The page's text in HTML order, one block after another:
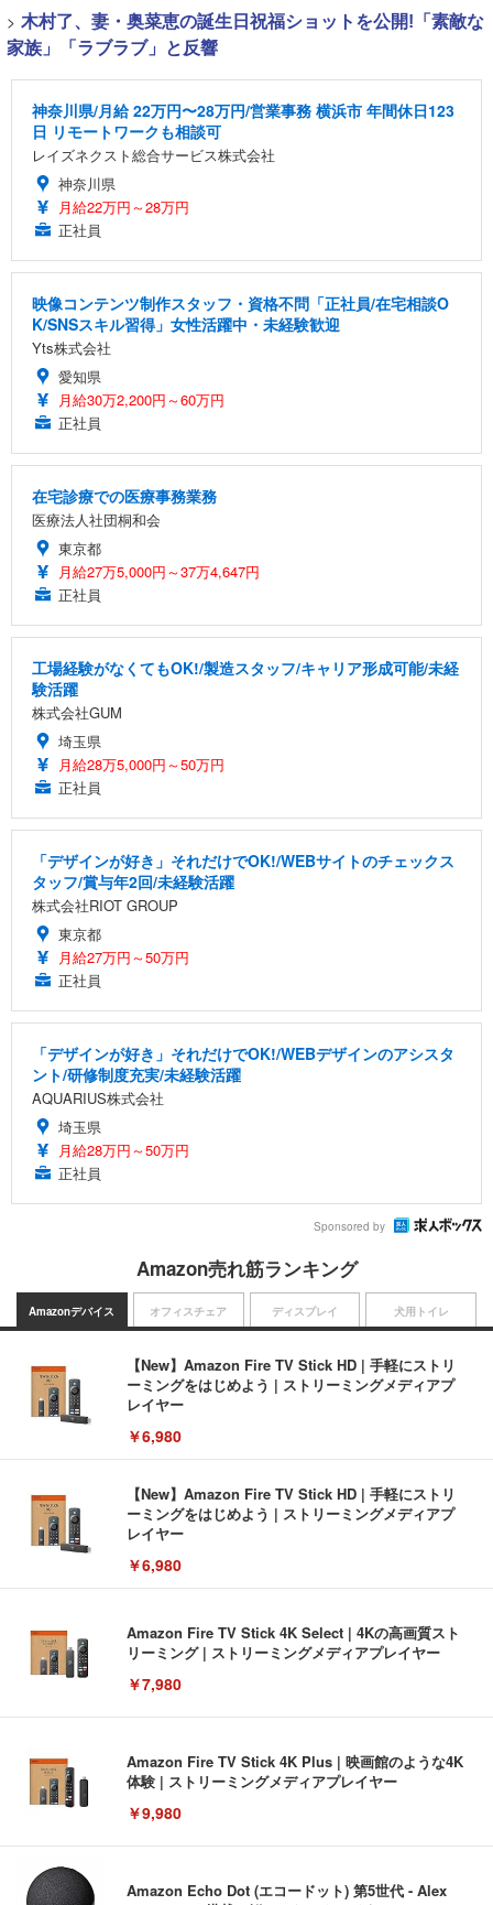
> 木村了、妻・奥菜恵の誕生日祝福ショットを公開!「素敵な
家族」「ラブラブ」と反響
神奈川県/月給 22万円〜28万円/営業事務 横浜市 年間休日123
日 リモートワークも相談可
レイズネクスト総合サービス株式会社
神奈川県
月給22万円～28万円
正社員
映像コンテンツ制作スタッフ・資格不問「正社員/在宅相談O
K/SNSスキル習得」女性活躍中・未経験歓迎
Yts株式会社
愛知県
月給30万2,200円～60万円
正社員
在宅診療での医療事務業務
医療法人社団桐和会
東京都
月給27万5,000円～37万4,647円
正社員
工場経験がなくてもOK!/製造スタッフ/キャリア形成可能/未経
験活躍
株式会社GUM
埼玉県
月給28万5,000円～50万円
正社員
「デザインが好き」それだけでOK!/WEBサイトのチェックス
タッフ/賞与年2回/未経験活躍
株式会社RIOT GROUP
東京都
月給27万円～50万円
正社員
「デザインが好き」それだけでOK!/WEBデザインのアシスタ
ント/研修制度充実/未経験活躍
AQUARIUS株式会社
埼玉県
月給28万円～50万円
正社員
Sponsored by
Amazon売れ筋ランキング
Amazonデバイス
【New】Amazon Fire TV Stick HD | 手軽にストリ
ーミングをはじめよう | ストリーミングメディアプ
レイヤー
￥6,980
【New】Amazon Fire TV Stick HD | 手軽にストリ
ーミングをはじめよう | ストリーミングメディアプ
レイヤー
￥6,980
Amazon Fire TV Stick 4K Select | 4Kの高画質スト
リーミング | ストリーミングメディアプレイヤー
￥7,980
Amazon Fire TV Stick 4K Plus | 映画館のような4K
体験 | ストリーミングメディアプレイヤー
￥9,980
Amazon Echo Dot (エコードット) 第5世代 - Alex
オフィスチェア ディスプレイ 犬用トイレ